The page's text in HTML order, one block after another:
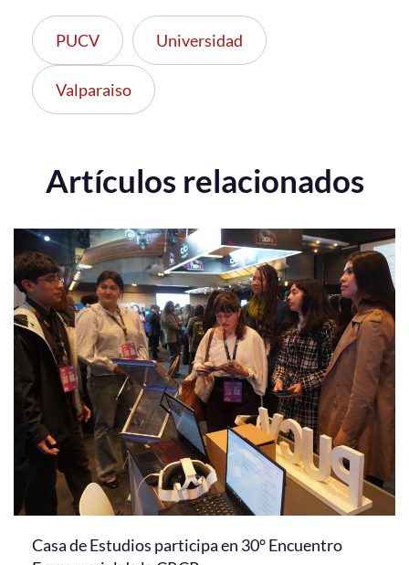
PUCV Universidad
Valparaiso
Artículos relacionados
Casa de Estudios participa en 30° Encuentro